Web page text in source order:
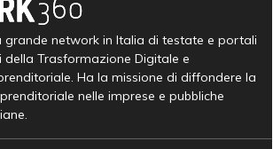
grande network in Italia di testate e portali
della Trasformazione Digitale e
Ha la missione di diffondere la
nelle imprese e pubbliche